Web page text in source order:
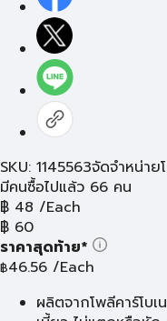
SKU: 1145563จัดจำหน่าย
มีคนซื้อไปแล้ว 66 คน
฿ 48 /Each
฿ 60
ราคาสุดท้าย*
฿46.56 /Each
ผลิตจากโพลีคาร์โบ